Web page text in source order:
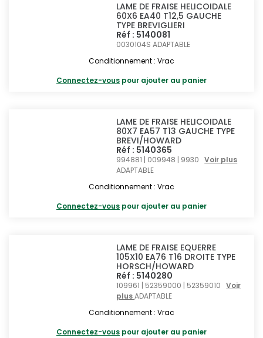
LAME DE FRAISE HELICOIDALE
60X6 EA40 T12,5 GAUCHE
TYPE BREVIGLIERI
Réf : 5140081
0030104SADAPTABLE
Conditionnement : Vrac
Connectez-vous pour ajouter au panier
LAME DE FRAISE HELICOIDALE
80X7 EA57 T13 GAUCHE TYPE
BREVI/HOWARD
Réf : 5140365
994881 | 009948 | 9930Voir plus
ADAPTABLE
Conditionnement : Vrac
Connectez-vous pour ajouter au panier
LAME DE FRAISE EQUERRE
105X10 EA76 T16 DROITE TYPE
HORSCH/HOWARD
Réf : 5140280
109961 | 52359000 | 52359010Voir
plusADAPTABLE
Conditionnement : Vrac
Connectez-vous pour ajouter au panier